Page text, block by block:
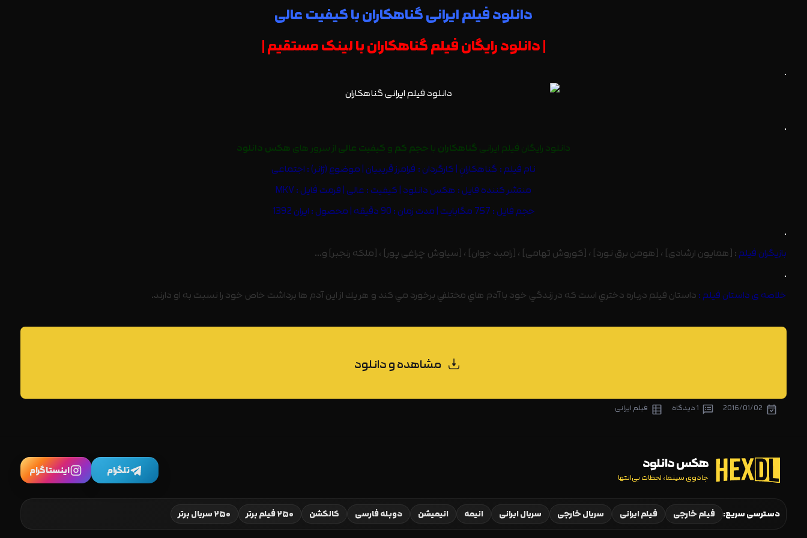
دانلود فیلم ایرانی گناهکاران با کیفیت عالی
| دانلود رایگان فیلم گناهکاران با لینک مستقیم |
.
.
دانلود رایگان فیلم ایرانیگناهکارانباحجم کموکیفیت عالیاز سرور هایهکس دانلود
نام فیلم : گناهکارانٍ| کارگردان : فرامرز قریبیان | موضوع (ژانر) : اجتماعی
منتشر کننده فایل : هکس دانلود| کیفیت : عالی | فرمت فایل : MKV
حجم فایل : 757 مگابایت | مدت زمان : 90 دقیقه | محصول : ایران 1392
.
بازیگران فیلم:[همایون ارشادی] ، [هومن برق نورد] ، [کوروش تهامی] ، [رامبد جوان] ، [سیاوش چراغی پور] ، [ملکه رنجبر] و…
.
خلاصه ی داستان فیلم :داستان فيلم درباره دختري است كه در زندگي خود با آدم هاي مختلفي برخورد مي كند و هر يك از اين آدم ها برداشت خاص خود را نسبت به او دارند.
مشاهده و دانلود
2016/01/02 1 دیدگاه فیلم ایرانی
هکس دانلود
جادوی سینما، لحظات بی‌انتها تلگرام اینستاگرام
دسترسی سریع: فیلم خارجی فیلم ایرانی سریال خارجی سریال ایرانی انیمه انیمیشن دوبله فارسی کالکشن ۲۵۰ فیلم برتر
۲۵۰ سریال برتر